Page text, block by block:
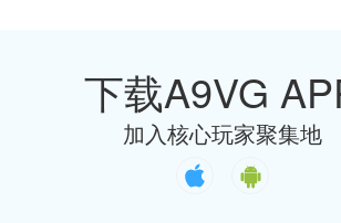
下载A9VG
加入核心玩家聚集地